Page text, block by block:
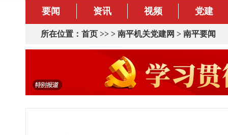
要闻 资讯 视频 党建
所在位置： 首页 >> > 南平机关党建网 > 南平要闻